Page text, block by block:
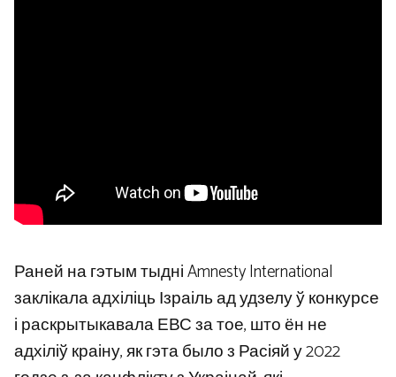
Раней на гэтым тыдні Amnesty International
заклікала адхіліць Ізраіль ад удзелу ў конкурсе
і раскрытыкавала ЕВС за тое, што ён не
адхіліў краіну, як гэта было з Расіяй у 2022